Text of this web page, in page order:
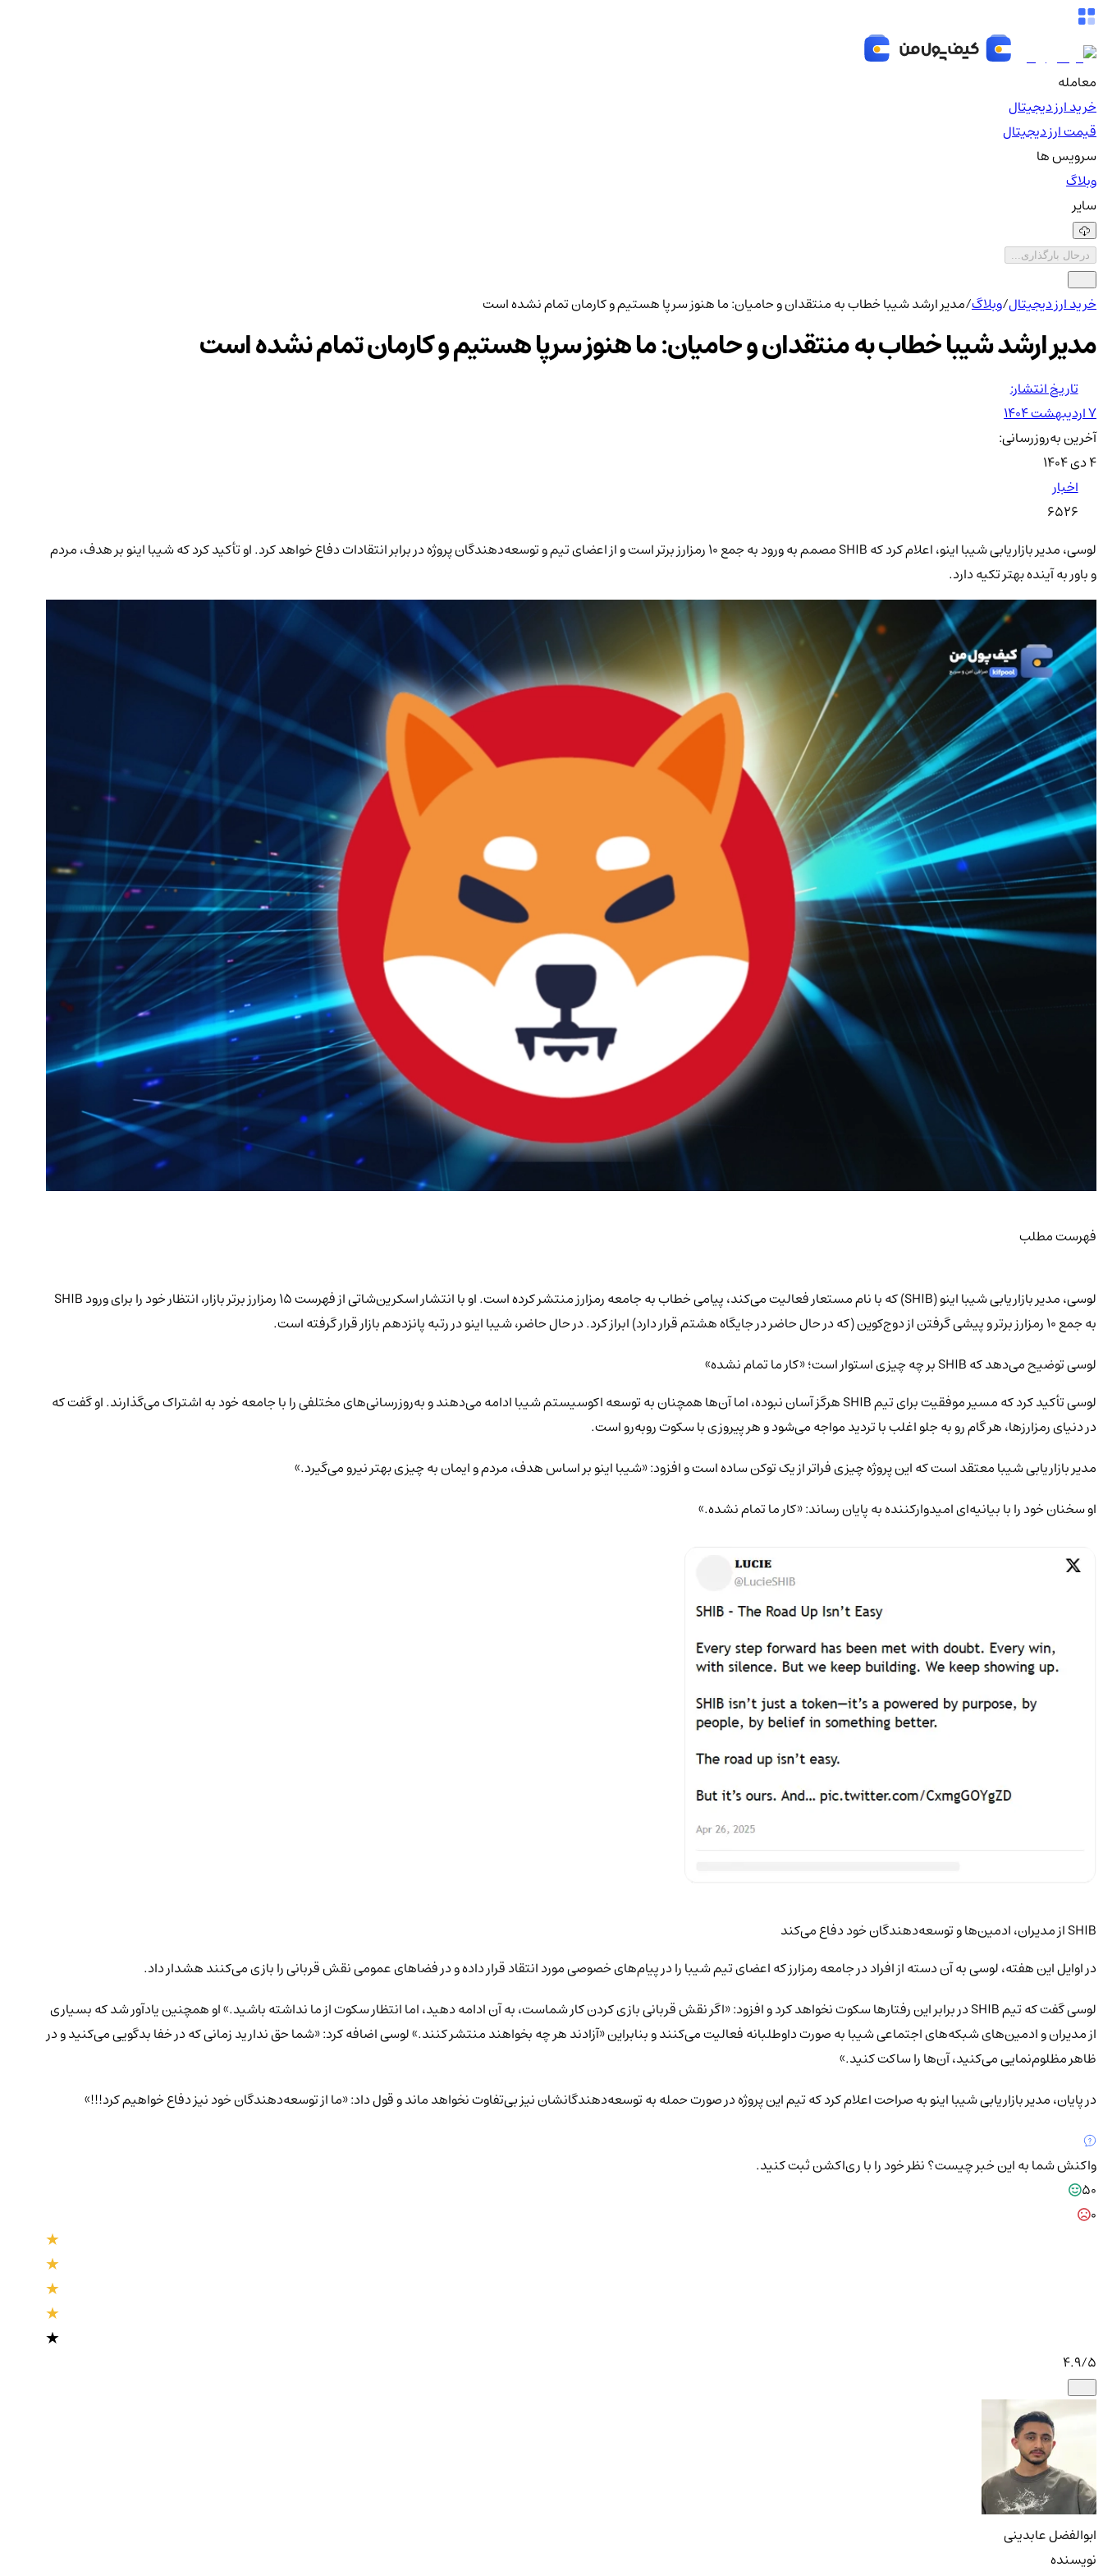
معامله
خرید ارز دیجیتال
قیمت ارز دیجیتال
سرویس ها
وبلاگ
سایر
درحال بارگذاری...
خرید ارز دیجیتال/وبلاگ/مدیر ارشد شیبا خطاب به منتقدان و حامیان: ما هنوز سرپا هستیم و کارمان تمام نشده است
مدیر ارشد شیبا خطاب به منتقدان و حامیان: ما هنوز سرپا هستیم و کارمان تمام نشده است
تاریخ انتشار:
۷ اردیبهشت ۱۴۰۴
آخرین به‌روزرسانی:
۴ دی ۱۴۰۴
اخبار
6526
لوسی، مدیر بازاریابی شیبا اینو، اعلام کرد که SHIB مصمم به ورود به جمع ۱۰ رمزارز برتر است و از اعضای تیم و توسعه‌دهندگان پروژه در برابر انتقادات دفاع خواهد کرد. او تأکید کرد که شیبا اینو بر هدف، مردم
و باور به آینده بهتر تکیه دارد.
فهرست مطلب
لوسی، مدیر بازاریابی شیبا اینو (SHIB) که با نام مستعار فعالیت می‌کند، پیامی خطاب به جامعه رمزارز منتشر کرده است. او با انتشار اسکرین‌شاتی از فهرست ۱۵ رمزارز برتر بازار، انتظار خود را برای ورود SHIB
به جمع ۱۰ رمزارز برتر و پیشی گرفتن از دوج‌کوین (که در حال حاضر در جایگاه هشتم قرار دارد) ابراز کرد. در حال حاضر، شیبا اینو در رتبه پانزدهم بازار قرار گرفته است.
لوسی توضیح می‌دهد که SHIB بر چه چیزی استوار است؛ «کار ما تمام نشده»
لوسی تأکید کرد که مسیر موفقیت برای تیم SHIB هرگز آسان نبوده، اما آن‌ها همچنان به توسعه اکوسیستم شیبا ادامه می‌دهند و به‌روزرسانی‌های مختلفی را با جامعه خود به اشتراک می‌گذارند. او گفت که
در دنیای رمزارزها، هر گام رو به جلو اغلب با تردید مواجه می‌شود و هر پیروزی با سکوت روبه‌رو است.
مدیر بازاریابی شیبا معتقد است که این پروژه چیزی فراتر از یک توکن ساده است و افزود: «شیبا اینو بر اساس هدف، مردم و ایمان به چیزی بهتر نیرو می‌گیرد.»
او سخنان خود را با بیانیه‌ای امیدوارکننده به پایان رساند: «کار ما تمام نشده.»
SHIB از مدیران، ادمین‌ها و توسعه‌دهندگان خود دفاع می‌کند
در اوایل این هفته، لوسی به آن دسته از افراد در جامعه رمزارز که اعضای تیم شیبا را در پیام‌های خصوصی مورد انتقاد قرار داده و در فضاهای عمومی نقش قربانی را بازی می‌کنند هشدار داد.
لوسی گفت که تیم SHIB در برابر این رفتارها سکوت نخواهد کرد و افزود: «اگر نقش قربانی بازی کردن کار شماست، به آن ادامه دهید، اما انتظار سکوت از ما نداشته باشید.» او همچنین یادآور شد که بسیاری
از مدیران و ادمین‌های شبکه‌های اجتماعی شیبا به صورت داوطلبانه فعالیت می‌کنند و بنابراین «آزادند هر چه بخواهند منتشر کنند.» لوسی اضافه کرد: «شما حق ندارید زمانی که در خفا بدگویی می‌کنید و در
ظاهر مظلوم‌نمایی می‌کنید، آن‌ها را ساکت کنید.»
در پایان، مدیر بازاریابی شیبا اینو به صراحت اعلام کرد که تیم این پروژه در صورت حمله به توسعه‌دهندگانشان نیز بی‌تفاوت نخواهد ماند و قول داد: «ما از توسعه‌دهندگان خود نیز دفاع خواهیم کرد!!!»
واکنش شما به این خبر چیست؟نظر خود را با ری‌اکشن ثبت کنید.
50
0
4.9/5
ابوالفضل عابدینی
نویسنده